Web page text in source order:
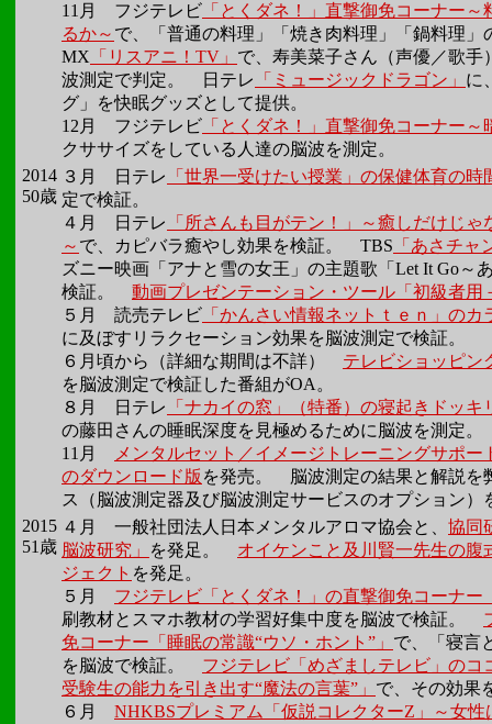
11月 フジテレビ 「とくダネ！」直撃御免コーナー
るか～ で、「普通の料理」「焼き肉料理」「鍋料理
MX 「リスアニ！TV」 で、寿美菜子さん（声優／歌
波測定で判定。 日テレ
「ミュージックドラゴン」 に
グ」を快眠グッズとして提供。
12月 フジテレビ 「とくダネ！」直撃御免コーナー
クササイズをしている人達の脳波を測定。
2014
50歳
３月 日テレ
「世界一受けたい授業」の保健体育の時
定で検証。
４月 日テレ
「所さんも目がテン！」～癒しだけじ
～ で、カピバラ癒やし効果を検証。 TBS 「あさチ
ズニー映画「アナと雪の女王」の主題歌「Let It Go～
検証。 動画プレゼンテーション・ツール「初級者用
５月 読売テレビ 「かんさい情報ネットｔｅｎ」のカ
に及ぼすリラクセーション効果を脳波測定で検証。
６月頃から（詳細な期間は不詳） テレビショッピン
を脳波測定で検証した番組がOA。
８月 日テレ
「ナカイの窓」（特番）の寝起きドッキ
の藤田さんの睡眠深度を見極めるために脳波を測定。
11月
メンタルセット／イメージトレーニングサポ
のダウンロード版 を発売。 脳波測定の結果と解説を
ス（脳波測定器及び脳波測定サービスのオプション）
2015
51歳
４月 一般社団法人日本メンタルアロマ協会と、 協同
脳波研究」
を発足。 オイケンこと及川賢一先生の
ジェクト を発足。
５月 フジテレビ「とくダネ！」の直撃御免コーナー
刷教材とスマホ教材の学習好集中度を脳波で検証。
免コーナー「睡眠の常識“ウソ・ホント”」 で、「寝言
を脳波で検証。 フジテレビ「めざましテレビ」の
受験生の能力を引き出す“魔法の言葉”」 で、その効果
６月 NHKBSプレミアム「仮説コレクターZ」～女